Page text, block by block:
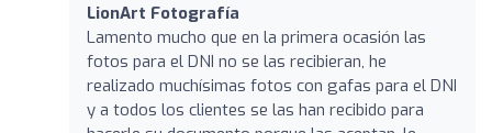
LionArt Fotografía
Lamento mucho que en la primera ocasión las
fotos para el DNI no se las recibieran, he
realizado muchísimas fotos con gafas para el DNI
y a todos los clientes se las han recibido para